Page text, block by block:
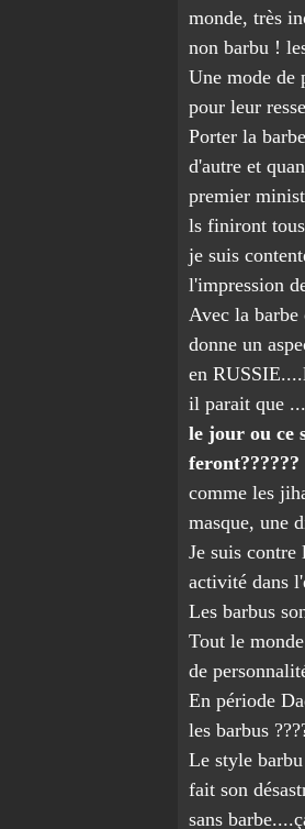
monde, très
non barbu !
Une mode de
pour leur
Porter la
d'autre et
premier
ls finiront
je suis
l'impression
Avec la barbe
donne un
en
il parait que
le jour ou ce
feront??????
comme les
masque, une
Je suis
activité dans
Les barbus
Tout le
de
En période
les barbus
Le style
fait son
sans